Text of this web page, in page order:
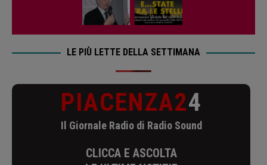
LE PIÙ LETTE DELLA SETTIMANA
PIACENZA24
Il Giornale Radio di Radio Sound
CLICCA E ASCOLTA